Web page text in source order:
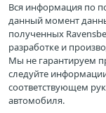
Вся информация по
данный момент
полученных
разработке и
Мы не гарантируем
следуйте
соответствующем
автомобиля.